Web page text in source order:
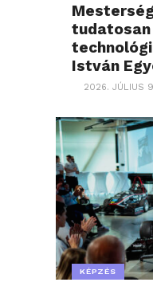
tudatosan
István
2026. JÚLIUS
KÉPZÉS